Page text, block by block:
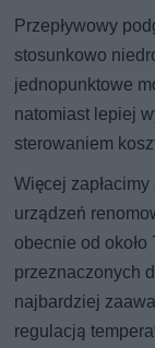
Przepływowy
stosunkowo
jednopunktowe
natomiast lepiej
sterowaniem
Więcej
urządzeń
obecnie od około
przeznaczonych
najbardziej
regulacją